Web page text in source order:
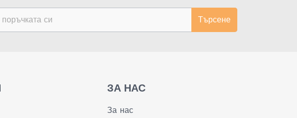
Търсене
ЗА НАС
За нас